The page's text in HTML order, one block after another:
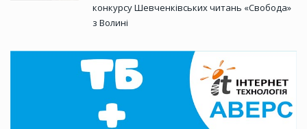
конкурсу Шевченківських читань «Свобода»
з Волині